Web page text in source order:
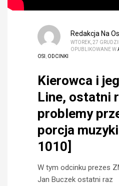
Redakcja Na
WTOREK, 27
OPUBLIKOWANE W
OSI , ODCINKI
Kierowca i
Line, ostatni
problemy
porcja
1010]
W tym odcinku prezes
Jan Buczek ostatni raz